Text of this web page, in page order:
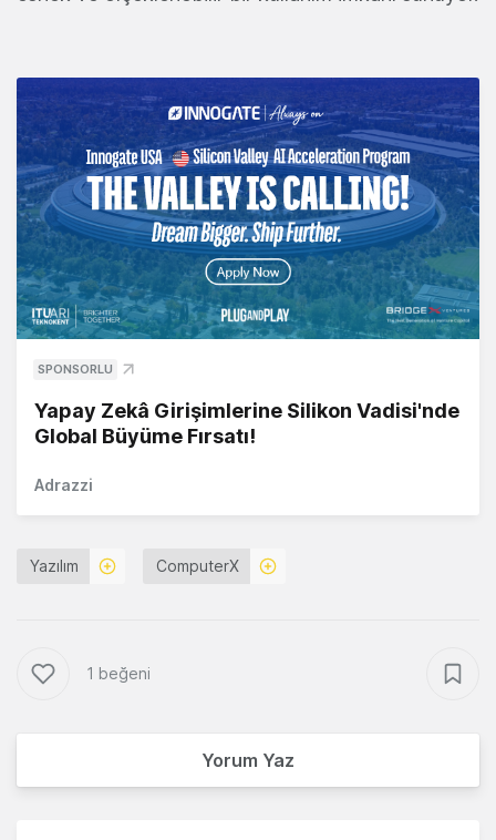
SPONSORLU
Yapay Zekâ Girişimlerine Silikon Vadisi'nde
Global Büyüme Fırsatı!
Adrazzi
Yazılım ComputerX
1 beğeni
Yorum Yaz